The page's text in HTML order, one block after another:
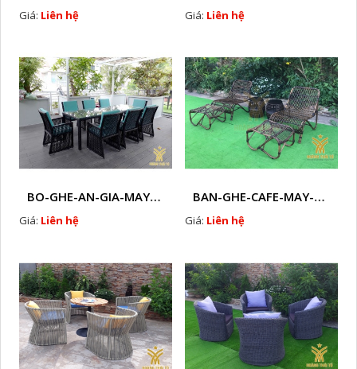
Giá: Liên hệ Giá: Liên hệ
BO-GHE-AN-GIA-MAY- HTT - B33
Giá: Liên hệ
BAN-GHE-CAFE-MAY-NHUAHTT - L91
Giá: Liên hệ